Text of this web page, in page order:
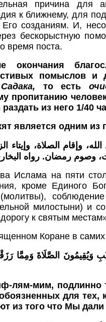
причина для
к ближнему, для
созданиям. И,
бескорыстную
время поста.
окончания
помыслов и
Садака, то есть
пропитанию
из него 1/40
является одним из
وإقام الصلاة، وإيتاء
وصوم رمضان. رواه
Ислама на пяти
кроме Единого
милостыни) и
к святым
Коране в
(2) الَّذِينَ يُؤْمِنُونَ بِالْغَيْبِ وَيُقِيمُونَ الصَّلَاةَ
лям-мим, подлинно
для тех,
из того что Мы